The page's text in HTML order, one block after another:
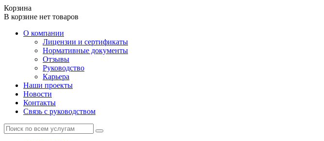
Корзина
В корзине нет товаров
О компании
Лицензии и сертификаты
Нормативные документы
Отзывы
Руководство
Карьера
Наши проекты
Новости
Контакты
Связь с руководством